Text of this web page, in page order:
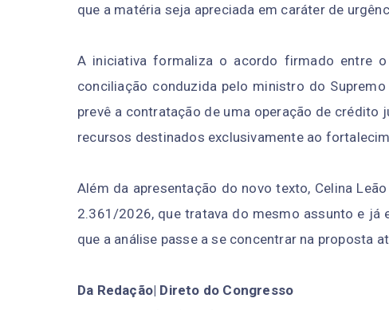
que a matéria seja apreciada em caráter de
A iniciativa formaliza o acordo firmado entre
conciliação conduzida pelo ministro do
prevê a contratação de uma operação de crédito
recursos destinados exclusivamente ao
Além da apresentação do novo texto, Celina
2.361/2026, que tratava do mesmo assunto e já
que a análise passe a se concentrar na proposta
Da Redação| Direto do Congresso